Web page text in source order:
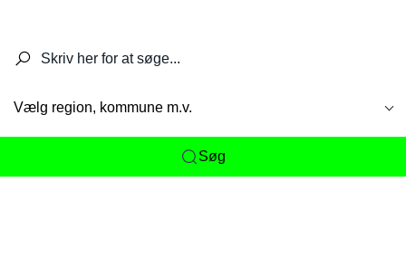
Vælg region, kommune m.v.
Søg